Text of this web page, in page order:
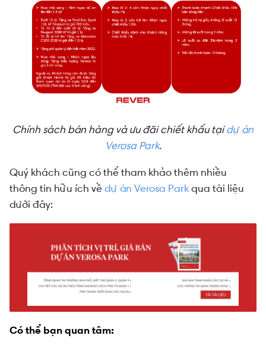
Chính sách bán hàng và ưu đãi chiết khấu tại dự án
Verosa Park.
Quý khách cũng có thể tham khảo thêm nhiều
thông tin hữu ích về dự án Verosa Parkqua tài liệu
dưới đây:
Có thể bạn quan tâm: